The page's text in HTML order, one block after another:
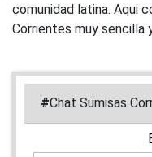
comunidad latina. Aqui
Corrientes muy sencilla
#Chat Sumisas